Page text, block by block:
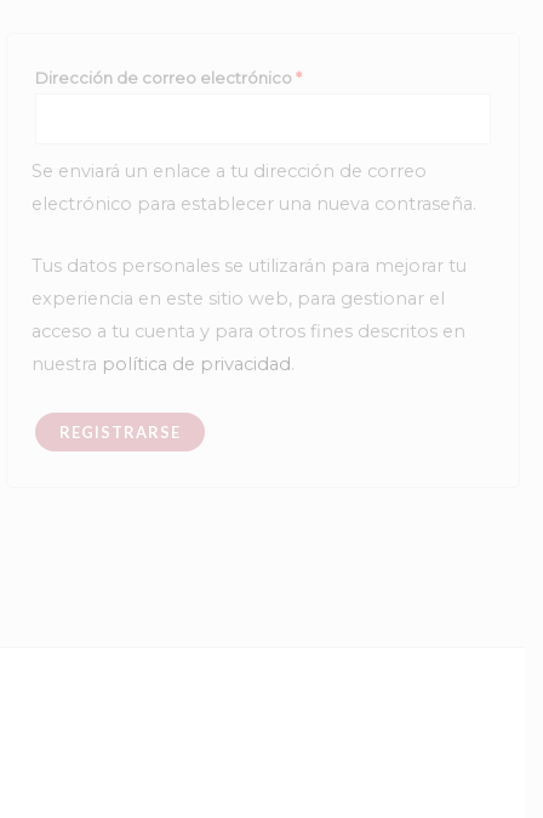
Dirección de correo electrónico*Obligatorio
Se enviará un enlace a tu dirección de correo
electrónico para establecer una nueva contraseña.
Tus datos personales se utilizarán para mejorar tu
experiencia en este sitio web, para gestionar el
acceso a tu cuenta y para otros fines descritos en
nuestra política de privacidad.
REGISTRARSE